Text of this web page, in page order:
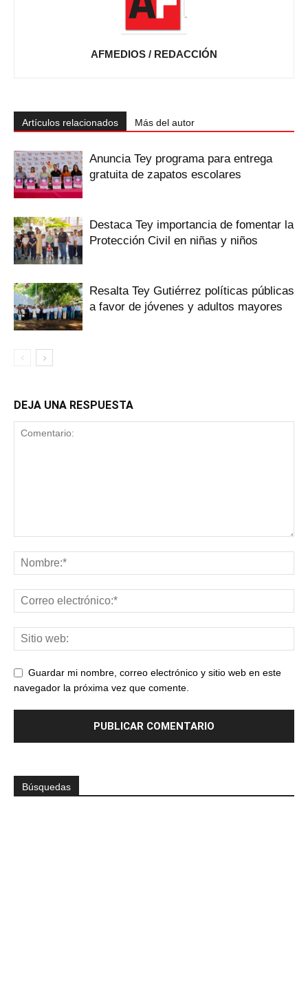
AFMEDIOS / REDACCIÓN
Artículos relacionados Más del autor
‎Anuncia Tey programa para entrega
gratuita de zapatos escolares
Destaca Tey importancia de fomentar ‎la
Protección Civil en niñas y niños
Resalta Tey Gutiérrez políticas públicas
‎a favor de jóvenes y adultos mayores
DEJA UNA RESPUESTA
Guardar mi nombre, correo electrónico y sitio web en este
navegador la próxima vez que comente.
Búsquedas